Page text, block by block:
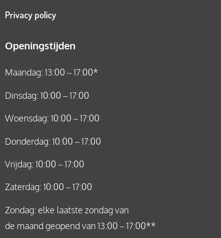
Privacy policy
Openingstijden
Maandag: 13:00 – 17:00*
Dinsdag: 10:00 – 17:00
Woensdag: 10:00 – 17:00
Donderdag: 10:00 – 17:00
Vrijdag: 10:00 – 17:00
Zaterdag: 10:00 – 17:00
Zondag: elke laatste zondag van
de maand geopend van 13:00 – 17:00**